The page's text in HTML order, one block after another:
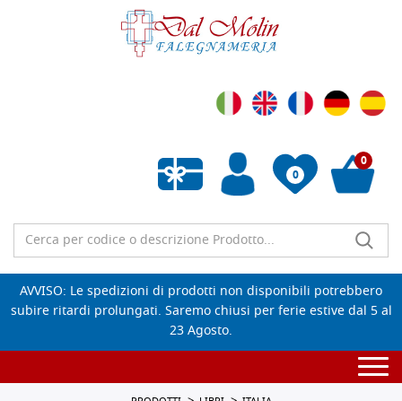
0
Wishlist vuota
0
AVVISO: Le spedizioni di prodotti non disponibili potrebbero
subire ritardi prolungati. Saremo chiusi per ferie estive dal 5 al
23 Agosto.